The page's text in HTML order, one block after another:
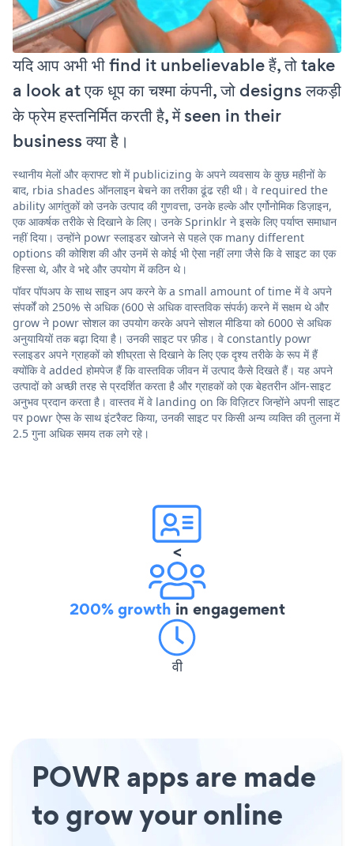
यदि आप अभी भी find it unbelievable हैं, तो take
a look at एक धूप का चश्मा कंपनी, जो designs लकड़ी
के फ्रेम हस्तनिर्मित करती है, में seen in their
business क्या है।
स्थानीय मेलों और क्राफ्ट शो में publicizing के अपने व्यवसाय के कुछ महीनों के
बाद, rbia shades ऑनलाइन बेचने का तरीका ढूंढ रही थी। वे required the
ability आगंतुकों को उनके उत्पाद की गुणवत्ता, उनके हल्के और एर्गोनोमिक डिज़ाइन,
एक आकर्षक तरीके से दिखाने के लिए। उनके Sprinklr ने इसके लिए पर्याप्त समाधान
नहीं दिया। उन्होंने powr स्लाइडर खोजने से पहले एक many different
options की कोशिश की और उनमें से कोई भी ऐसा नहीं लगा जैसे कि वे साइट का एक
हिस्सा थे, और वे भद्दे और उपयोग में कठिन थे।
पॉवर पॉपअप के साथ साइन अप करने के a small amount of time में वे अपने
संपर्कों को 250% से अधिक (600 से अधिक वास्तविक संपर्क) करने में सक्षम थे और
grow ने powr सोशल का उपयोग करके अपने सोशल मीडिया को 6000 से अधिक
अनुयायियों तक बढ़ा दिया है। उनकी साइट पर फ़ीड। वे constantly powr
स्लाइडर अपने ग्राहकों को शीघ्रता से दिखाने के लिए एक दृश्य तरीके के रूप में हैं
क्योंकि वे added होमपेज हैं कि वास्तविक जीवन में उत्पाद कैसे दिखते हैं। यह अपने
उत्पादों को अच्छी तरह से प्रदर्शित करता है और ग्राहकों को एक बेहतरीन ऑन-साइट
अनुभव प्रदान करता है। वास्तव में वे landing on कि विज़िटर जिन्होंने अपनी साइट
पर powr ऐप्स के साथ इंटरैक्ट किया, उनकी साइट पर किसी अन्य व्यक्ति की तुलना में
2.5 गुना अधिक समय तक लगे रहे।
<
200% growth in engagement
वी
POWR apps are made
to grow your online